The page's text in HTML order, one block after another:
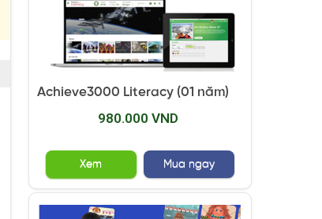
Achieve3000 Literacy (01 năm)
980.000 VND
Xem Mua ngay